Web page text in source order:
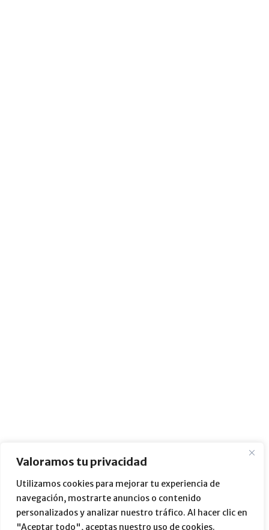
Valoramos tu privacidad
Utilizamos cookies para mejorar tu experiencia de
navegación, mostrarte anuncios o contenido
personalizados y analizar nuestro tráfico. Al hacer clic en
"Aceptar todo", aceptas nuestro uso de cookies.